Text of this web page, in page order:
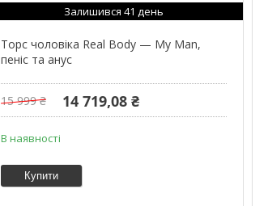
Залишився 41 день
Торс чоловіка Real Body — My Man,
пеніс та анус
15 999 ₴ 14 719,08 ₴
В наявності
Купити